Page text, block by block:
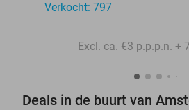
Verkocht: 797
Excl. ca. €3 p.p.p.n. +
Deals in de buurt van